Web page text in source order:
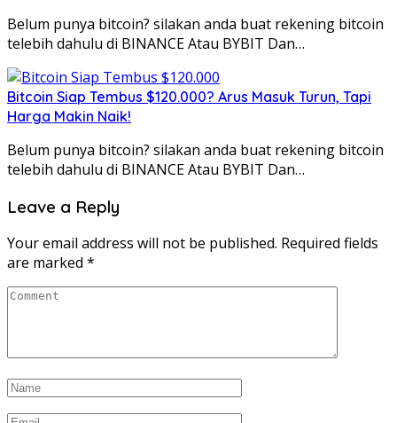
Belum punya bitcoin? silakan anda buat rekening bitcoin
telebih dahulu di BINANCE Atau BYBIT Dan…
Bitcoin Siap Tembus $120.000? Arus Masuk Turun, Tapi
Harga Makin Naik!
Belum punya bitcoin? silakan anda buat rekening bitcoin
telebih dahulu di BINANCE Atau BYBIT Dan…
Leave a Reply
Your email address will not be published. Required fields
are marked *